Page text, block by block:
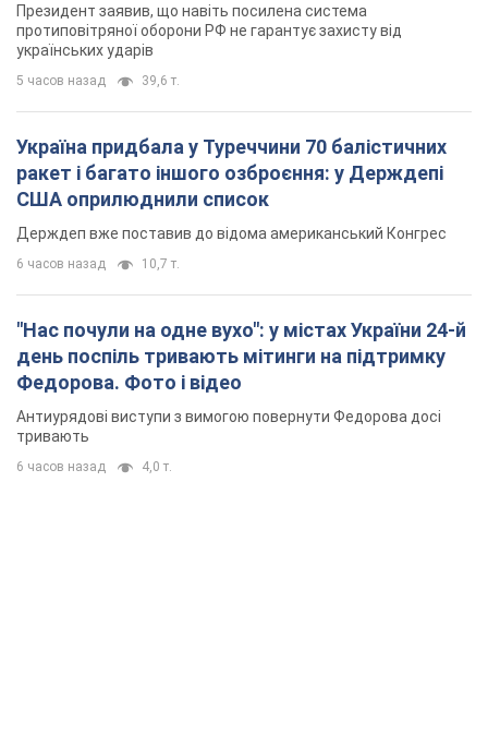
Президент заявив, що навіть посилена система
протиповітряної оборони РФ не гарантує захисту від
українських ударів
5 часов назад 39,6 т.
Україна придбала у Туреччини 70 балістичних
ракет і багато іншого озброєння: у Держдепі
США оприлюднили список
Держдеп вже поставив до відома американський Конгрес
6 часов назад 10,7 т.
"Нас почули на одне вухо": у містах України 24-й
день поспіль тривають мітинги на підтримку
Федорова. Фото і відео
Антиурядові виступи з вимогою повернути Федорова досі
тривають
6 часов назад 4,0 т.